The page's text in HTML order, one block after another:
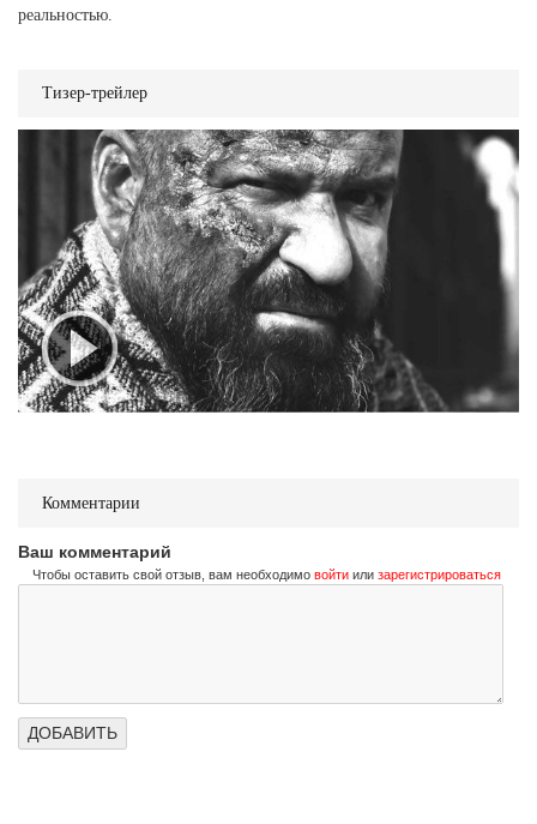
реальностью.
Тизер-трейлер
Комментарии
Ваш комментарий
Чтобы оставить свой отзыв, вам необходимо войти или зарегистрироваться